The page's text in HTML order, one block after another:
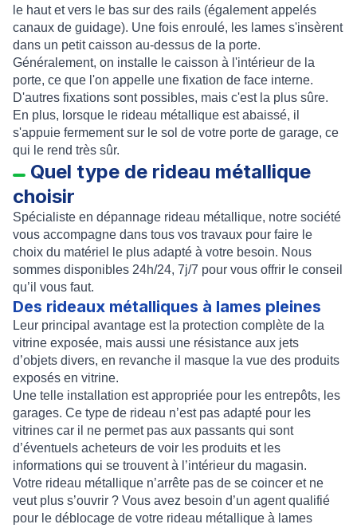
le haut et vers le bas sur des rails (également appelés
canaux de guidage). Une fois enroulé, les lames s'insèrent
dans un petit caisson au-dessus de la porte.
Généralement, on installe le caisson à l'intérieur de la
porte, ce que l'on appelle une fixation de face interne.
D'autres fixations sont possibles, mais c'est la plus sûre.
En plus, lorsque le rideau métallique est abaissé, il
s'appuie fermement sur le sol de votre porte de garage, ce
qui le rend très sûr.
Quel type de rideau métallique
choisir
Spécialiste en dépannage rideau métallique, notre société
vous accompagne dans tous vos travaux pour faire le
choix du matériel le plus adapté à votre besoin. Nous
sommes disponibles 24h/24, 7j/7 pour vous offrir le conseil
qu’il vous faut.
Des rideaux métalliques à lames pleines
Leur principal avantage est la protection complète de la
vitrine exposée, mais aussi une résistance aux jets
d’objets divers, en revanche il masque la vue des produits
exposés en vitrine.
Une telle installation est appropriée pour les entrepôts, les
garages. Ce type de rideau n’est pas adapté pour les
vitrines car il ne permet pas aux passants qui sont
d’éventuels acheteurs de voir les produits et les
informations qui se trouvent à l’intérieur du magasin.
Votre rideau métallique n’arrête pas de se coincer et ne
veut plus s’ouvrir ? Vous avez besoin d’un agent qualifié
pour le déblocage de votre rideau métallique à lames